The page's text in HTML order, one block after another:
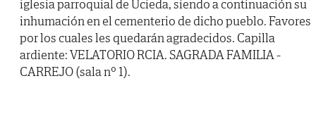
iglesia parroquial de Ucieda, siendo a continuación su
inhumación en el cementerio de dicho pueblo. Favores
por los cuales les quedarán agradecidos. Capilla
ardiente: VELATORIO RCIA. SAGRADA FAMILIA -
CARREJO (sala nº 1).